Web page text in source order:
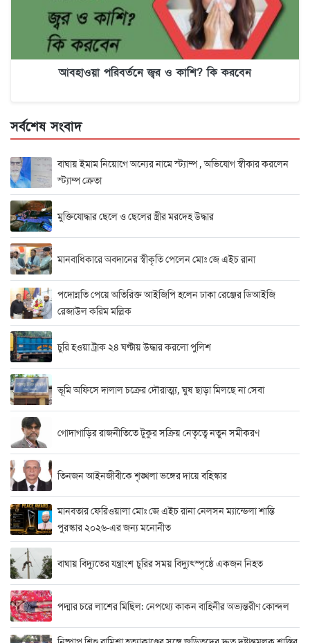
আবহাওয়া পরিবর্তনে জ্বর ও কাশি? কি করবেন
সর্বশেষ সংবাদ
বাঘায় ইমাম নিয়োগে অন্যের নামে স্ট্যাম্প , অভিযোগ স্বীকার করলেন
স্ট্যাম্প ক্রেতা
মুক্তিযোদ্ধার ছেলে ও ছেলের স্ত্রীর মরদেহ উদ্ধার
মানবাধিকারে অবদানের স্বীকৃতি পেলেন মোঃ জে এইচ রানা
পদোন্নতি পেয়ে অতিরিক্ত আইজিপি হলেন ঢাকা রেঞ্জের ডিআইজি
রেজাউল করিম মল্লিক
চুরি হওয়া ট্রাক ২৪ ঘণ্টায় উদ্ধার করলো পুলিশ
ভূমি অফিসে দালাল চক্রের দৌরাত্ম্য, ঘুষ ছাড়া মিলছে না সেবা
গোদাগাড়ির রাজনীতিতে টুকুর সক্রিয় নেতৃত্বে নতুন সমীকরণ
তিনজন আইনজীবীকে শৃঙ্খলা ভঙ্গের দায়ে বহিস্কার
মানবতার ফেরিওয়ালা মোঃ জে এইচ রানা নেলসন ম্যান্ডেলা শান্তি
পুরস্কার ২০২৬-এর জন্য মনোনীত
বাঘায় বিদ্যুতের যন্ত্রাংশ চুরির সময় বিদ্যুৎস্পৃষ্ঠে একজন নিহত
পদ্মার চরে লাশের মিছিল: নেপথ্যে কাকন বাহিনীর অভ্যন্তরীণ কোন্দল